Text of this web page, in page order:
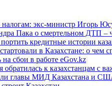
налогам: экс-министр Игорь
Пака о смертельном ДТП –
кредитные истории
в Казахстане: о чем
сбои в работе eGov.kz
обратилась к казахстанцам с
главы МИД Казахстана и